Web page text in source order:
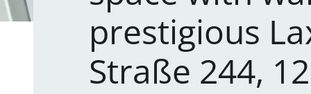
prestigious
Straße 244,